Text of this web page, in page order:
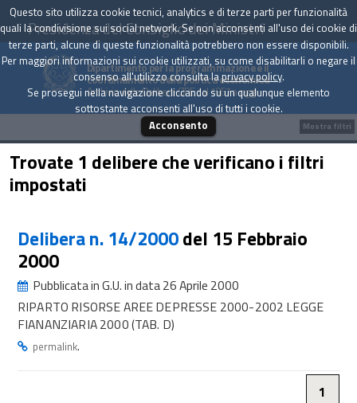
Presidenza del Consiglio dei Ministri
Dipartimento per la programmazione e il
coordinamento della politica economica
Archivio delle Delibere CIPE dal 1967 a oggi
Trovate 1 delibere che verificano i filtri
impostati
Delibera n. 14/2000del 15 Febbraio
2000
Pubblicata in G.U. in data 26 Aprile 2000
RIPARTO RISORSE AREE DEPRESSE 2000-2002 LEGGE
FIANANZIARIA 2000 (TAB. D)
permalink.
1
Mostra filtri
Questo sito utilizza cookie tecnici, analytics e di terze parti per funzionalità
quali la condivisione sui social network. Se non acconsenti all'uso dei cookie di
terze parti, alcune di queste funzionalità potrebbero non essere disponibili.
Per maggiori informazioni sui cookie utilizzati, su come disabilitarli o negare il
consenso all'utilizzo consulta laprivacy policy.
Se prosegui nella navigazione cliccando su un qualunque elemento
sottostante acconsenti all'uso di tutti i cookie.
Acconsento